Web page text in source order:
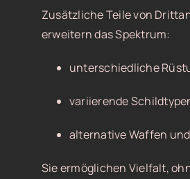
Zusätzliche Teile von
erweitern das Spektrum:
unterschiedliche
variierende
alternative Waffen
Sie ermöglichen Vielfalt,